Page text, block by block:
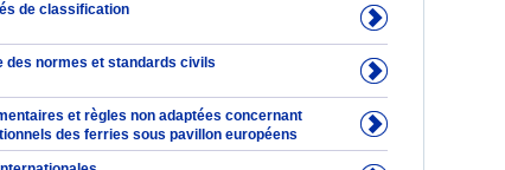
de classification
des normes et standards civils
et règles non adaptées concernant
des ferries sous pavillon européens